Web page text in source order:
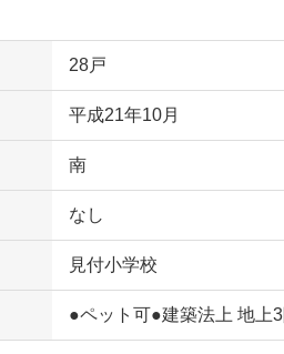
28戸
平成21年10月
南
なし
見付小学校
●ペット可●建築法上 地